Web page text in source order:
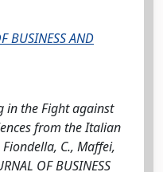
BUSINESS AND
in the Fight against
from the Italian
C., Maffei,
OF BUSINESS